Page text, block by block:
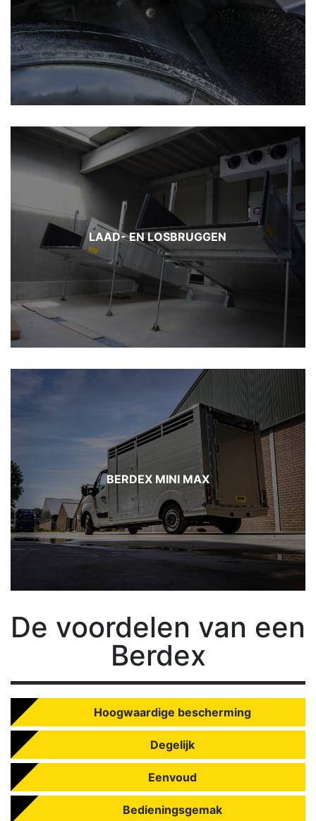
LAAD- EN LOSBRUGGEN
BERDEX MINI MAX
De voordelen van een
Berdex
Hoogwaardige bescherming
Degelijk
Eenvoud
Bedieningsgemak